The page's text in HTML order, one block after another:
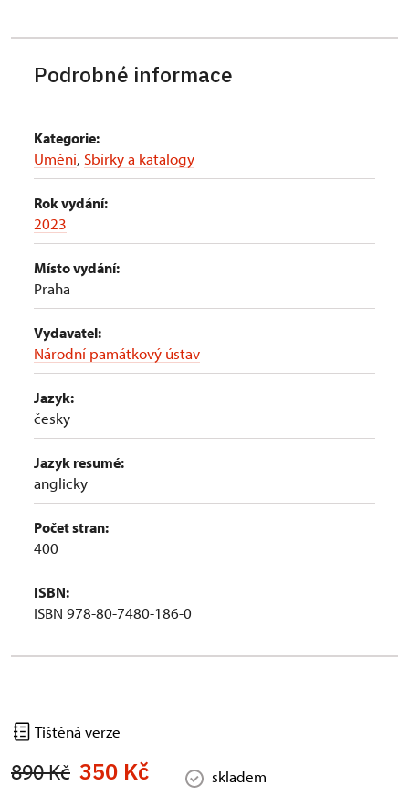
Podrobné informace
Kategorie:
Umění, Sbírky a katalogy
Rok vydání:
2023
Místo vydání:
Praha
Vydavatel:
Národní památkový ústav
Jazyk:
česky
Jazyk resumé:
anglicky
Počet stran:
400
ISBN:
ISBN 978-80-7480-186-0
Tištěná verze
890 Kč 350 Kč skladem